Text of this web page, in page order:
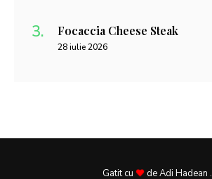
Focaccia Cheese Steak
28 iulie 2026
Gatit cu de Adi Hadean .